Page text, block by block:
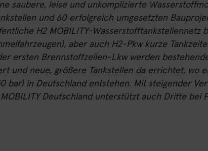
saubere, leise und unkomplizierte
und 60 erfolgreich umgesetzten
H2 MOBILITY-
aber auch H2-Pkw kurze
ersten Brennstoffzellen-Lkw werden
und neue, größere Tankstellen da errichtet, wo
bar) in Deutschland entstehen. Mit steigender
Deutschland unterstützt auch Dritte bei